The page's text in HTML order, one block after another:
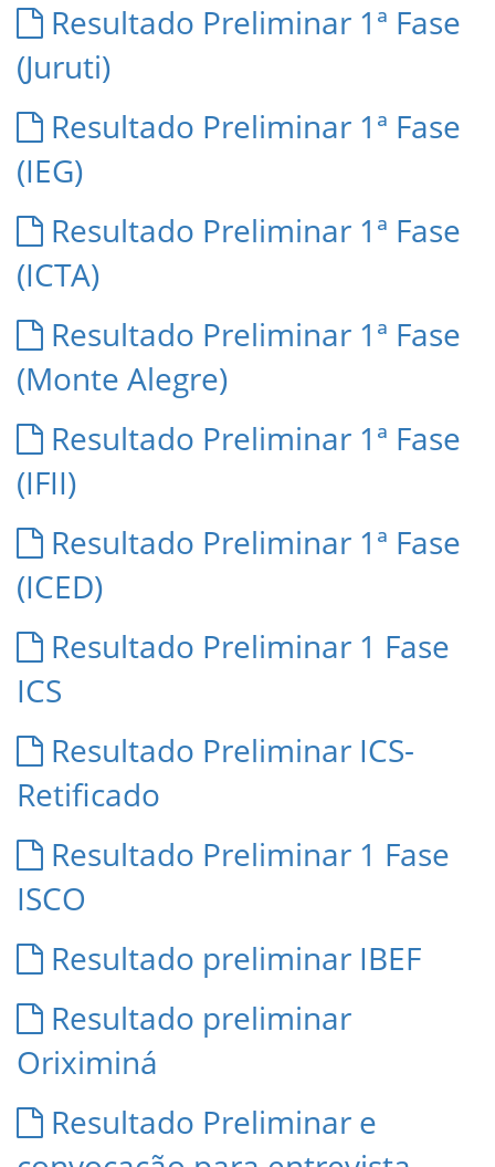
Resultado Preliminar 1ª Fase
(Juruti)
Resultado Preliminar 1ª Fase
(IEG)
Resultado Preliminar 1ª Fase
(ICTA)
Resultado Preliminar 1ª Fase
(Monte Alegre)
Resultado Preliminar 1ª Fase
(IFII)
Resultado Preliminar 1ª Fase
(ICED)
Resultado Preliminar 1 Fase
ICS
Resultado Preliminar ICS-
Retificado
Resultado Preliminar 1 Fase
ISCO
Resultado preliminar IBEF
Resultado preliminar
Oriximiná
Resultado Preliminar e